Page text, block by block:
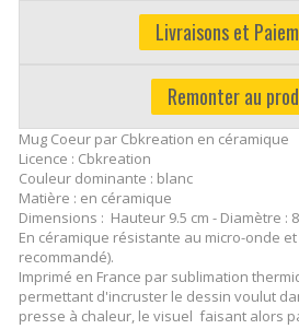
Livraisons et
Remonter au
Mug Coeur par Cbkreation en céramique
Licence : Cbkreation
Couleur dominante : blanc
Matière : en céramique
Dimensions : Hauteur 9.5 cm - Diamètre :
En céramique résistante au micro-onde
recommandé).
Imprimé en France par sublimation
permettant d'incruster le dessin voulut
presse à chaleur, le visuel faisant alors